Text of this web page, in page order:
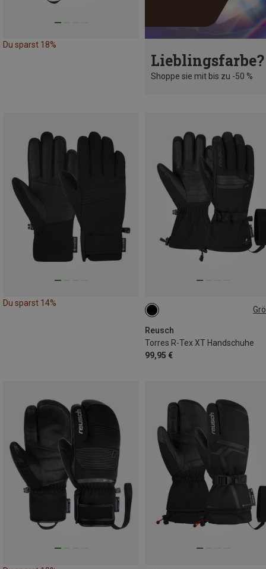
Du sparst 18%
Lieblingsfarbe?
Shoppe sie mit bis zu -50 %
Du sparst 14%
Reusch
Torres R-Tex XT Handschuhe
99,95 €